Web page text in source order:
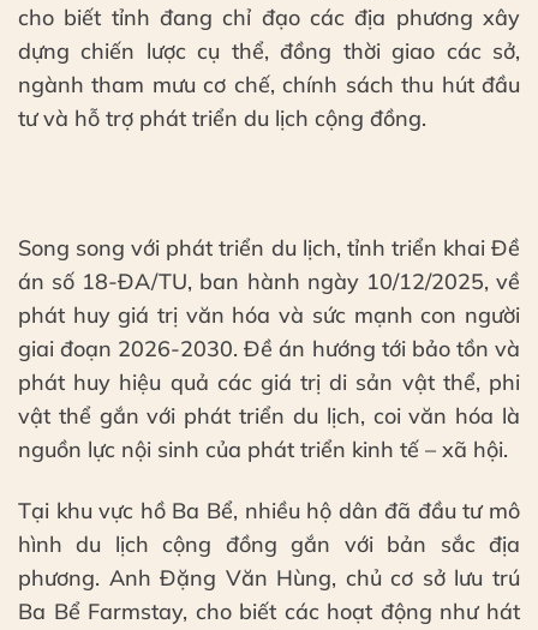
cho biết tỉnh đang chỉ đạo các địa phương xây
dựng chiến lược cụ thể, đồng thời giao các sở,
ngành tham mưu cơ chế, chính sách thu hút đầu
tư và hỗ trợ phát triển du lịch cộng đồng.
Song song với phát triển du lịch, tỉnh triển khai Đề
án số 18-ĐA/TU, ban hành ngày 10/12/2025, về
phát huy giá trị văn hóa và sức mạnh con người
giai đoạn 2026-2030. Đề án hướng tới bảo tồn và
phát huy hiệu quả các giá trị di sản vật thể, phi
vật thể gắn với phát triển du lịch, coi văn hóa là
nguồn lực nội sinh của phát triển kinh tế – xã hội.
Tại khu vực hồ Ba Bể, nhiều hộ dân đã đầu tư mô
hình du lịch cộng đồng gắn với bản sắc địa
phương. Anh Đặng Văn Hùng, chủ cơ sở lưu trú
Ba Bể Farmstay, cho biết các hoạt động như hát